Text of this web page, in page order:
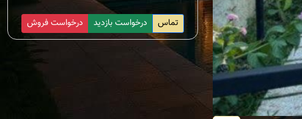
درخواست فروش درخواست بازدید تماس